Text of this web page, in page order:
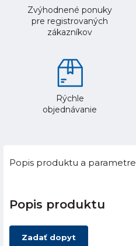
Zvýhodnené ponuky
pre registrovaných
zákazníkov
Rýchle
objednávanie
Popis produktu a parametre
Popis produktu
Zadať dopyt